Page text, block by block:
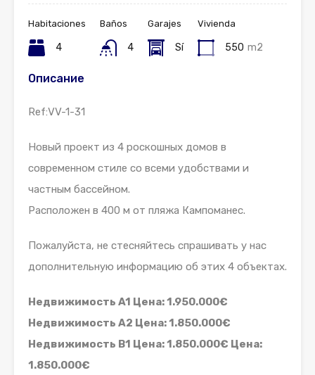
Habitaciones
4
Baños
4
Garajes
Sí
Vivienda
550 m2
Описание
Ref:VV-1-31
Новый проект из 4 роскошных домов в
современном стиле со всеми удобствами и
частным бассейном.
Расположен в 400 м от пляжа Кампоманес.
Пожалуйста, не стесняйтесь спрашивать у нас
дополнительную информацию об этих 4 объектах.
Недвижимость A1 Цена: 1.950.000€
Недвижимость A2 Цена: 1.850.000€
Недвижимость B1 Цена: 1.850.000€ Цена:
1.850.000€